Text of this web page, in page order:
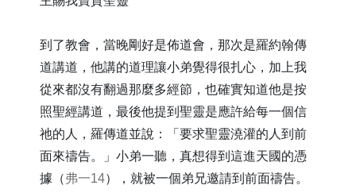
到了教會，當晚剛好是佈道會，那次是羅約翰傳
道講道，他講的道理讓小弟覺得很扎心，加上我
從來都沒有翻過那麼多經節，也確實知道他是按
照聖經講道，最後他提到聖靈是應許給每一個信
祂的人，羅傳道並說：「要求聖靈澆灌的人到前
面來禱告。」小弟一聽，真想得到這進天國的憑
據（弗一14），就被一個弟兄邀請到前面禱告。